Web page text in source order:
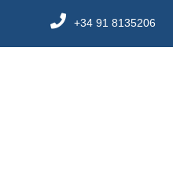
+34 91 8135206